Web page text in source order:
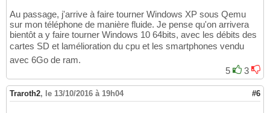
Au passage, j'arrive à faire tourner Windows XP sous Qemu
sur mon téléphone de manière fluide. Je pense qu'on arrivera
bientôt a y faire tourner Windows 10 64bits, avec les débits des
cartes SD et lamélioration du cpu et les smartphones vendu
avec 6Go de ram.
5
3
Traroth2, le 13/10/2016 à 19h04 #6